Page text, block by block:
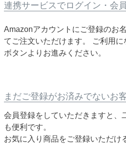
連携サービスでログイン・会
Amazonアカウントにご登録のお
てご注文いただけます。 ご利用に
ボタンよりお進みください。
まだご登録がお済みでないお
会員登録をしていただきますと、
も便利です。
お気に入り商品をご登録いただけ